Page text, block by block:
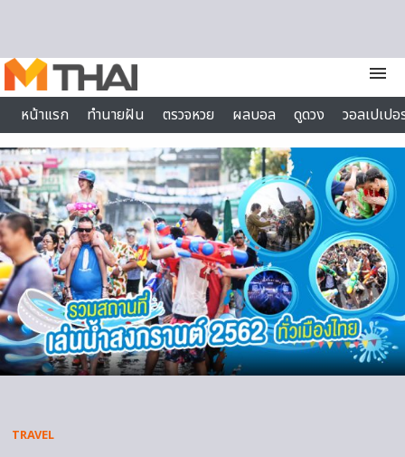
menu
หน้าแรก
ทำนายฝัน ตรวจหวย ผลบอล ดูดวง
วอลเปเป
ไลฟ์สไตล์
TRAVEL